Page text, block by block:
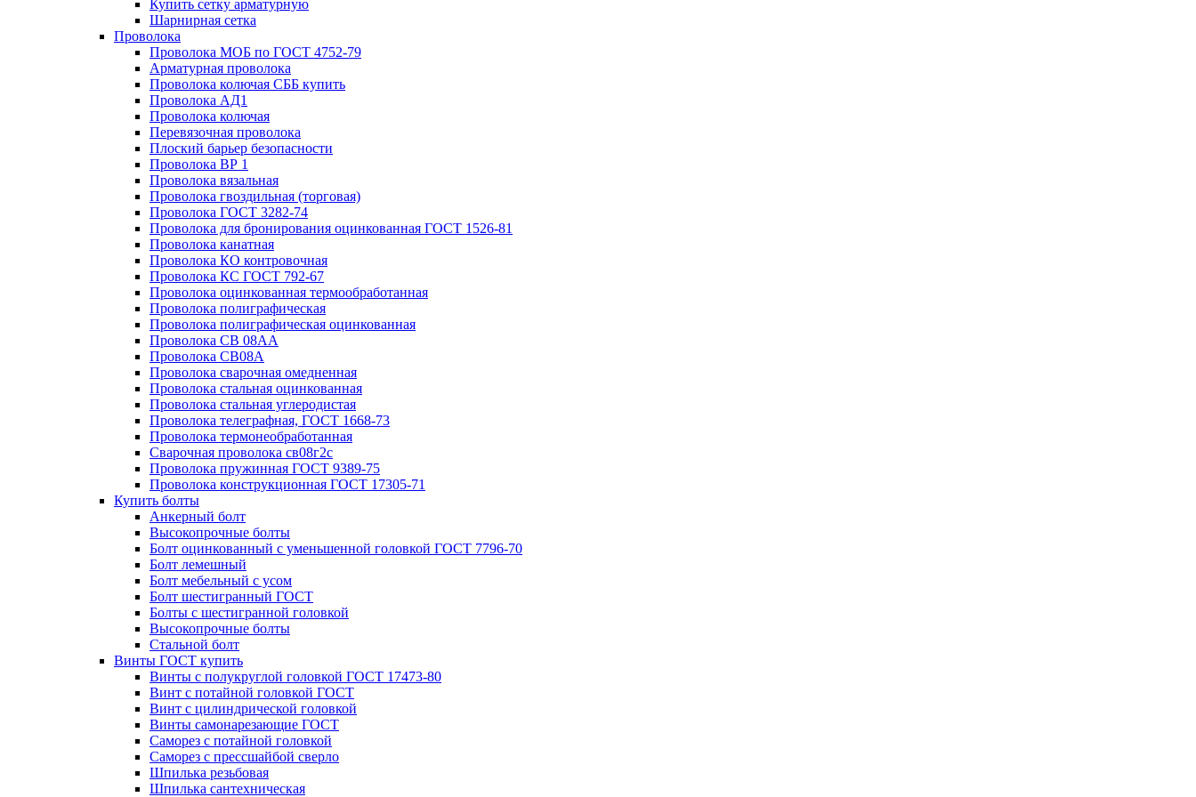
Купить сетку арматурную
Шарнирная сетка
Проволока
Проволока МОБ по ГОСТ 4752-79
Арматурная проволока
Проволока колючая СББ купить
Проволока АД1
Проволока колючая
Перевязочная проволока
Плоский барьер безопасности
Проволока ВР 1
Проволока вязальная
Проволока гвоздильная (торговая)
Проволока ГОСТ 3282-74
Проволока для бронирования оцинкованная ГОСТ 1526-81
Проволока канатная
Проволока КО контровочная
Проволока КС ГОСТ 792-67
Проволока оцинкованная термообработанная
Проволока полиграфическая
Проволока полиграфическая оцинкованная
Проволока СВ 08АА
Проволока СВ08А
Проволока сварочная омедненная
Проволока стальная оцинкованная
Проволока стальная углеродистая
Проволока телеграфная, ГОСТ 1668-73
Проволока термонеобработанная
Сварочная проволока св08г2с
Проволока пружинная ГОСТ 9389-75
Проволока конструкционная ГОСТ 17305-71
Купить болты
Анкерный болт
Высокопрочные болты
Болт оцинкованный с уменьшенной головкой ГОСТ 7796-70
Болт лемешный
Болт мебельный с усом
Болт шестигранный ГОСТ
Болты с шестигранной головкой
Высокопрочные болты
Стальной болт
Винты ГОСТ купить
Винты с полукруглой головкой ГОСТ 17473-80
Винт с потайной головкой ГОСТ
Винт с цилиндрической головкой
Винты самонарезающие ГОСТ
Саморез с потайной головкой
Саморез с прессшайбой сверло
Шпилька резьбовая
Шпилька сантехническая